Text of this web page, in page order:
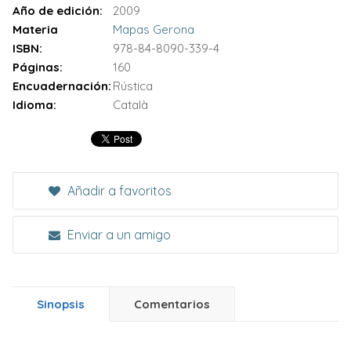
Año de edición:
2009
Materia
Mapas Gerona
ISBN:
978-84-8090-339-4
Páginas:
160
Encuadernación: Rústica
Idioma:
Català
Añadir a favoritos
Enviar a un amigo
Sinopsis Comentarios